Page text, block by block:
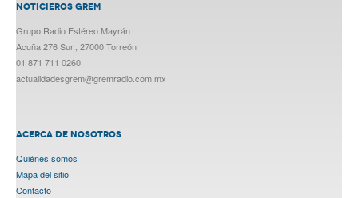
NOTICIEROS GREM
Grupo Radio Estéreo Mayrán
Acuña 276 Sur., 27000 Torreón
01 871 711 0260
actualidadesgrem@gremradio.com.mx
ACERCA DE NOSOTROS
Quiénes somos
Mapa del sitio
Contacto